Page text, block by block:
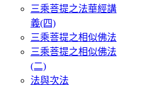
三乘菩提之法華經講
義(四)
三乘菩提之相似佛法
三乘菩提之相似佛法
(二)
法與次法